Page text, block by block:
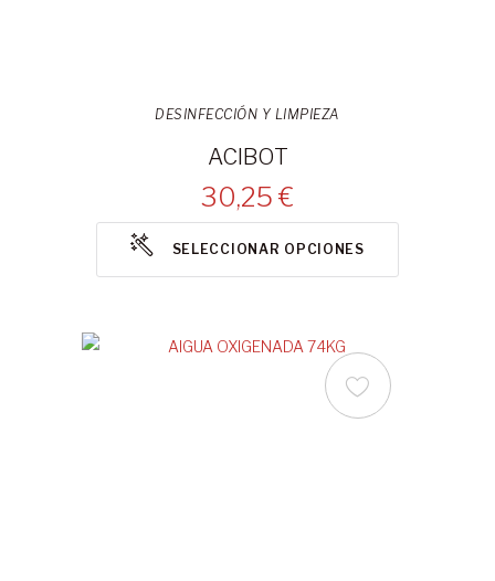
DESINFECCIÓN Y LIMPIEZA
ACIBOT
30,25 €
SELECCIONAR OPCIONES